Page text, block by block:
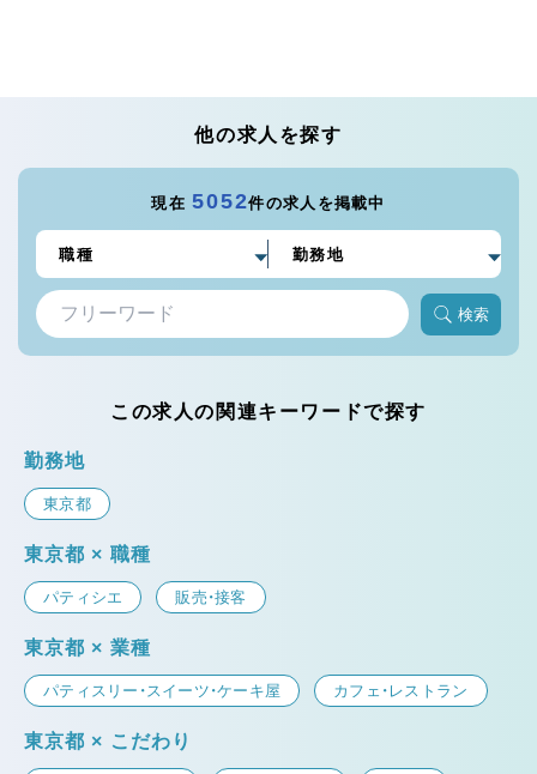
他の求人を探す
現在5052件の求人を掲載中
検索
この求人の関連キーワードで探す
勤務地
東京都
東京都 × 職種
パティシエ 販売・接客
東京都 × 業種
パティスリー・スイーツ・ケーキ屋 カフェ・レストラン
東京都 × こだわり